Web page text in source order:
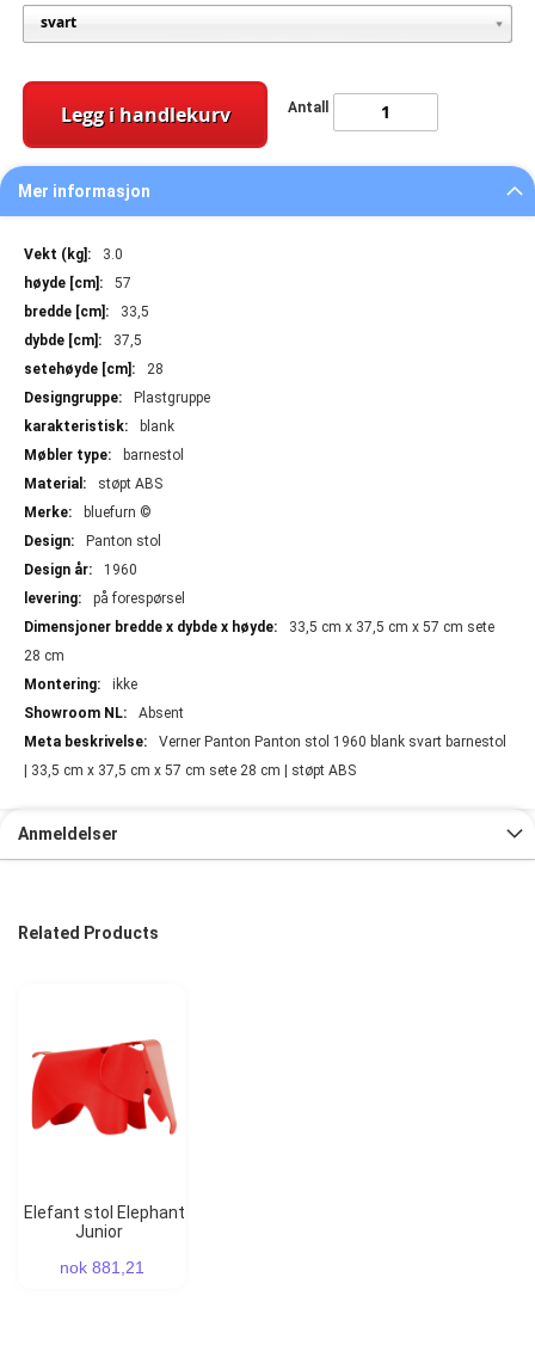
Antall
Legg i handlekurv
Mer informasjon
Mer
informasjon
3.0
57
33,5
37,5
28
Plastgruppe
blank
barnestol
støpt ABS
bluefurn ©
Panton stol
1960
på forespørsel
33,5 cm x 37,5 cm x 57 cm sete
28 cm
ikke
Absent
Verner Panton Panton stol 1960 blank svart barnestol
| 33,5 cm x 37,5 cm x 57 cm sete 28 cm | støpt ABS
Anmeldelser
Related Products
Elefant stol Elephant
Junior
nok 881,21